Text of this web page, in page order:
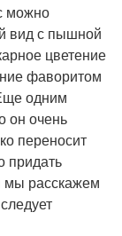
можно
вид с пышной
цветение
фаворитом
одним
он очень
переносит
придать
мы расскажем